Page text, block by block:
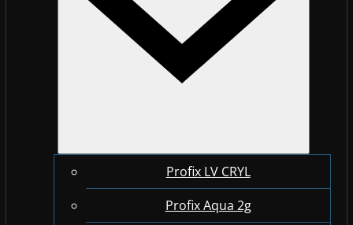
Profix LV CRYL
Profix Aqua 2g